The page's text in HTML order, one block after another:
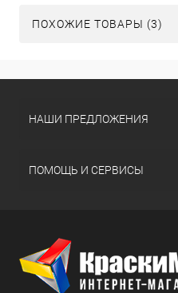
ПОХОЖИЕ ТОВАРЫ (3)
НАШИ ПРЕДЛОЖЕНИЯ
ПОМОЩЬ И СЕРВИСЫ